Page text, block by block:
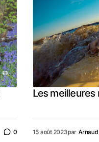
0
Les meilleures
15 août 2023par Arnaud